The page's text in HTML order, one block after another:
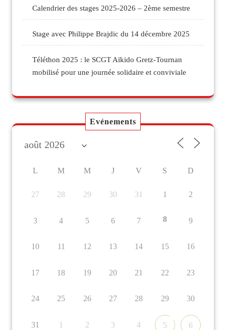
Calendrier des stages 2025-2026 – 2ème semestre
Stage avec Philippe Brajdic du 14 décembre 2025
Téléthon 2025 : le SCGT Aïkido Gretz-Tournan
mobilisé pour une journée solidaire et conviviale
Evénements
L M M J V S D
27 28 29 30 31 1 2
3 4 5 6 7 8 9
10 11 12 13 14 15 16
17 18 19 20 21 22 23
24 25 26 27 28 29 30
31 1 2 3 4 5 6